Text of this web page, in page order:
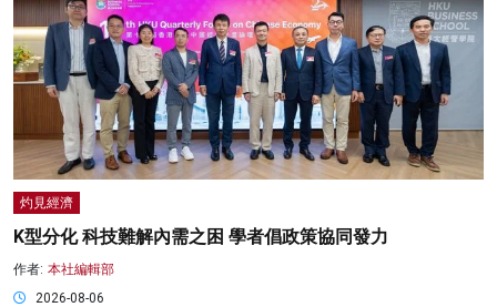
灼見經濟
K型分化 科技難解內需之困 學者倡政策協同發力
作者: 本社編輯部
2026-08-06